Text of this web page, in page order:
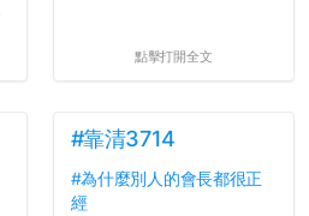
點擊打開全文
#靠清3714
#為什麼別人的會長都很正
經